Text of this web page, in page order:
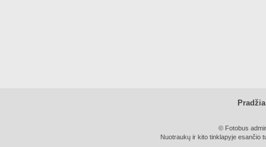
Pradžia
© Fotobus
Nuotraukų ir kito tinklapyje esančio